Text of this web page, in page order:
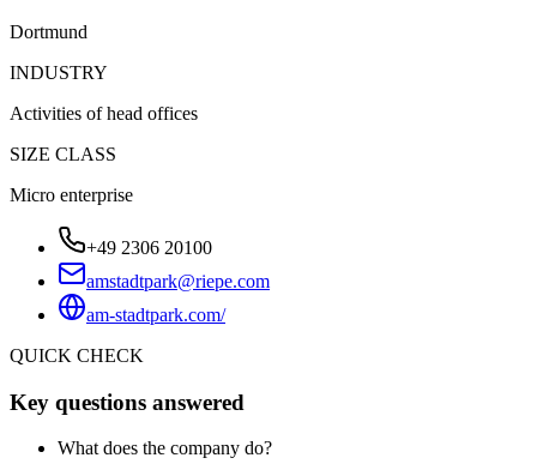
Dortmund
INDUSTRY
Activities of head offices
SIZE CLASS
Micro enterprise
+49 2306 20100
amstadtpark@riepe.com
am-stadtpark.com/
QUICK CHECK
Key questions answered
What does the company do?